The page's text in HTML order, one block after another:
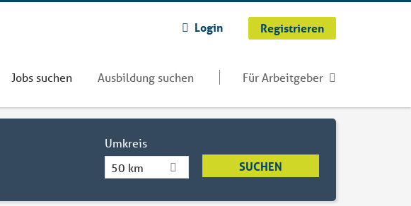
Login Registrieren
Jobs suchen Ausbildung suchen Für Arbeitgeber
Umkreis
50 km